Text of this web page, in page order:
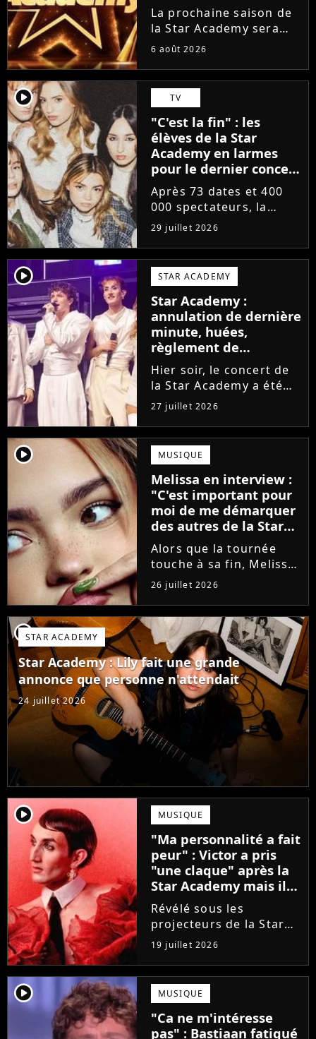
La prochaine saison de
la Star Academy sera
incarnée par une
professeurs après les
départs annoncés de
Michael Goldman, Lucie
Bernardoni et Marlène
Schaff. La...
6 août 2026
player2 TV
"C'est la fin" : les
élèves de la Star
Academy en larmes
pour le dernier concert
de la tournée
Après 73 dates et 400
000 spectateurs, la
tournée de la Star
Academy vient de se
terminer dans les
larmes. Sur les réseaux
sociaux, les élèves
adressent un dernier
message au public...
29 juillet 2026
player2 STAR ACADEMY
Star Academy :
annulation de dernière
minute, huées,
règlement de
comptes... Que s'est-il
passé au concert de
Bayonne hier soir ?
Hier soir, le concert de
la Star Academy a été
mouvementé. Quelques
minutes avant le show,
trois élèves ont
annoncé ne pas vouloir
monter sur scène pour
des raisons politiques.
Leur...
27 juillet 2026
player2 MUSIQUE
Melissa en interview :
"C'est important pour
moi de me démarquer
des autres de la Star
Academy"
Alors que la tournée
touche à sa fin, Melissa
se confie en interview
sur Volum sur la
création de son EP tout
va bien (j'crois), son
envie de gommer
l'étiquette Star
Academy, le jeu...
26 juillet 2026
player2STAR ACADEMY
Star Academy : Lily fait une grande
annonce que personne n'attendait
24 juillet 2026
player2 MUSIQUE
"Ma personnalité a fait
peur" : Victor a pris
"une claque" après la
Star Academy mais il
en est ressorti plus
fort (interview)
Révélé sous les
projecteurs de la Star
Academy, Victor a fait
face à la réalité brutale
de l'industrie musicale
après sa sortie de
l'émission. Face à des
maisons de disques
frileuses,...
19 juillet 2026
player2 MUSIQUE
"Ca ne m'intéresse
pas" : Bastiaan fatigué